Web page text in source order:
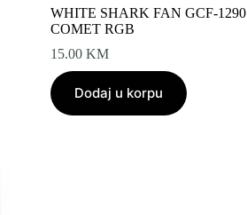
WHITE SHARK FAN GCF-1290
COMET RGB
15.00 KM
Dodaj u korpu